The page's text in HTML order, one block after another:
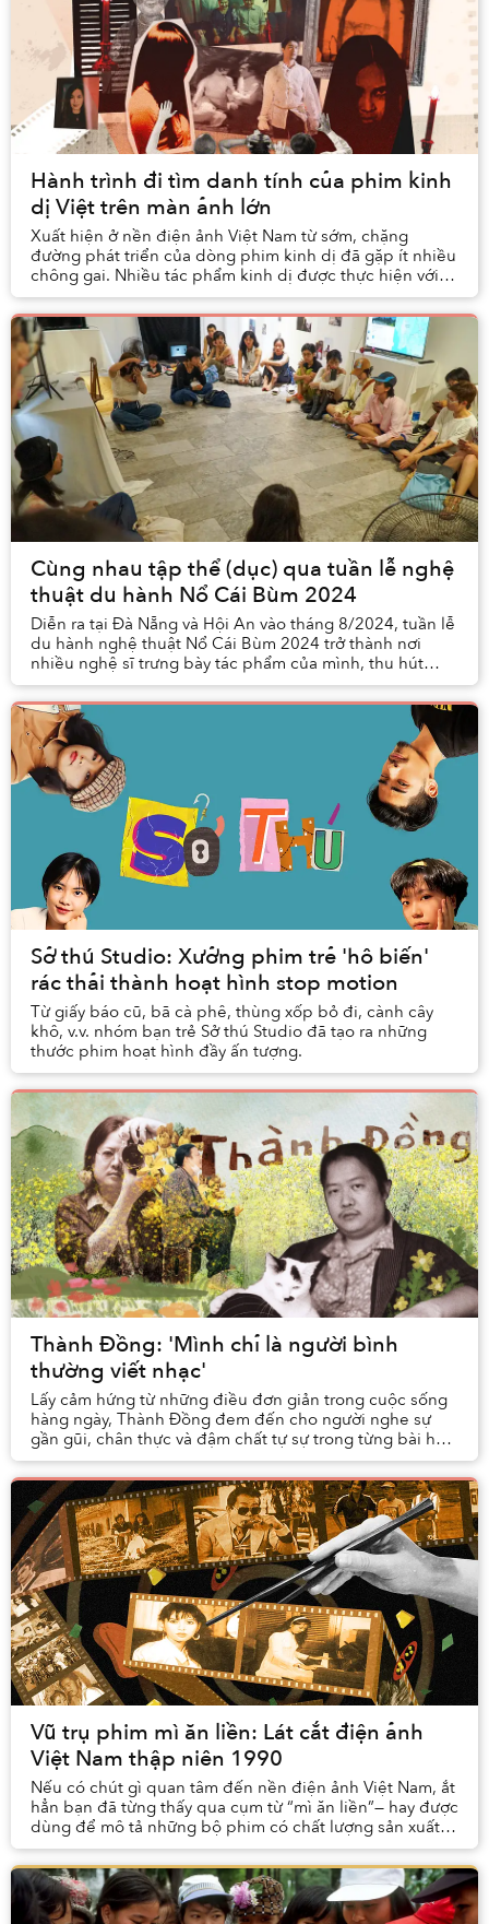
Hành trình đi tìm danh tính của phim kinh
dị Việt trên màn ảnh lớn
Xuất hiện ở nền điện ảnh Việt Nam từ sớm, chặng
đường phát triển của dòng phim kinh dị đã gặp ít nhiều
chông gai. Nhiều tác phẩm kinh dị được thực hiện với
kinh phí eo hẹp, với quá trình sản xuất diễn...
Cùng nhau tập thể (dục) qua tuần lễ nghệ
thuật du hành Nổ Cái Bùm 2024
Diễn ra tại Đà Nẵng và Hội An vào tháng 8/2024, tuần lễ
du hành nghệ thuật Nổ Cái Bùm 2024 trở thành nơi
nhiều nghệ sĩ trưng bày tác phẩm của mình, thu hút
được nhiều sự chú ý của đông đảo người tham ...
Sở thú Studio: Xưởng phim trẻ 'hô biến'
rác thải thành hoạt hình stop motion
Từ giấy báo cũ, bã cà phê, thùng xốp bỏ đi, cành cây
khô, v.v. nhóm bạn trẻ Sở thú Studio đã tạo ra những
thước phim hoạt hình đầy ấn tượng.
Thành Đồng: 'Mình chỉ là người bình
thường viết nhạc'
Lấy cảm hứng từ những điều đơn giản trong cuộc sống
hàng ngày, Thành Đồng đem đến cho người nghe sự
gần gũi, chân thực và đậm chất tự sự trong từng bài hát
của mình.
Vũ trụ phim mì ăn liền: Lát cắt điện ảnh
Việt Nam thập niên 1990
Nếu có chút gì quan tâm đến nền điện ảnh Việt Nam, ắt
hẳn bạn đã từng thấy qua cụm từ “mì ăn liền”— hay được
dùng để mô tả những bộ phim có chất lượng sản xuất
thấp. Tuy chỉ mới trở nên thông dụng tro...